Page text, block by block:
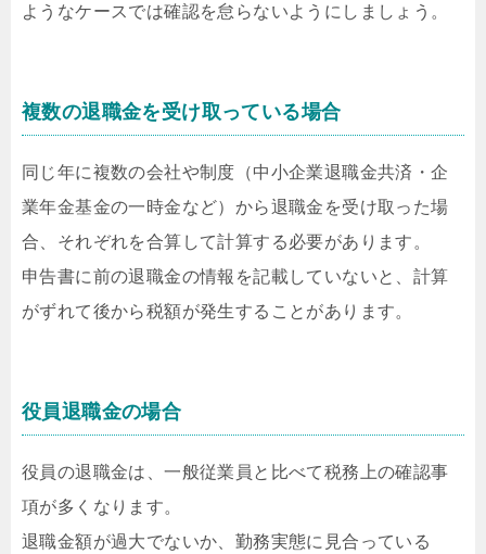
ようなケースでは確認を怠らないようにしましょう。
複数の退職金を受け取っている場合
同じ年に複数の会社や制度（中小企業退職金共済・企
業年金基金の一時金など）から退職金を受け取った場
合、それぞれを合算して計算する必要があります。
申告書に前の退職金の情報を記載していないと、計算
がずれて後から税額が発生することがあります。
役員退職金の場合
役員の退職金は、一般従業員と比べて税務上の確認事
項が多くなります。
退職金額が過大でないか、勤務実態に見合っている